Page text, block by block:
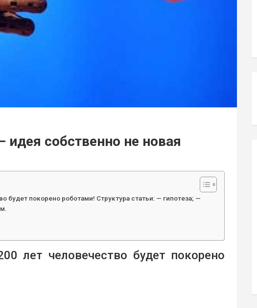
собственно не новая
будет покорено роботами! Структура статьи: — гипотеза; —
лет человечество будет покорено